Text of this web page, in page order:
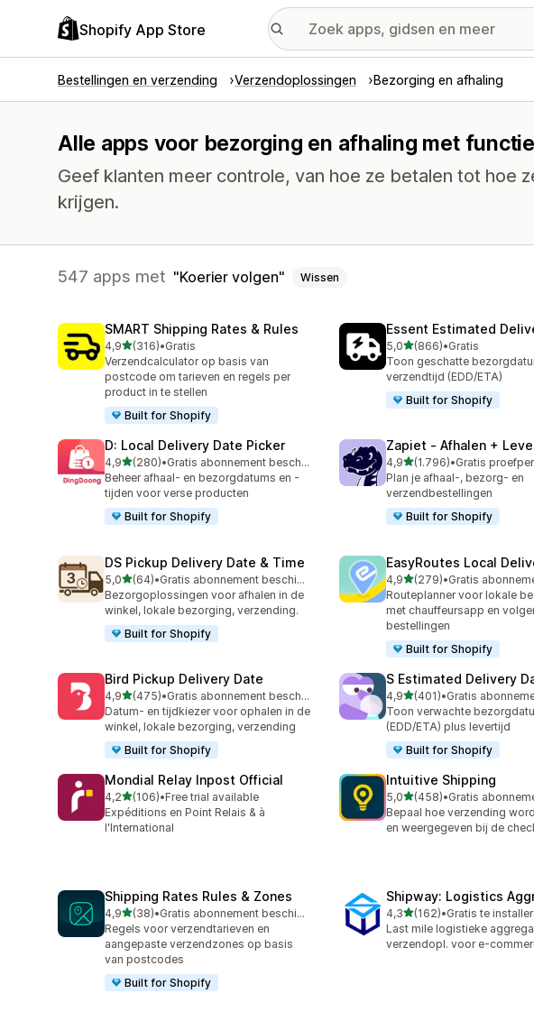
Shopify App Store
Bestellingen en verzending Verzendoplossingen Bezorging en afhaling
Alle apps voor bezorging en afhaling met
Geef klanten meer controle, van hoe ze betalen tot hoe
krijgen.
547 apps met Koerier volgen Wissen
SMART Shipping Rates & Rules
4,9van 5 sterren
(316)
316 recensies in totaal
•Gratis
Verzendcalculator op basis van
postcode om tarieven en regels per
product in te stellen
Built for Shopify
Essent Estimated
5,0van 5 sterren
(866)
866 recensies in totaal
•Gratis
Toon geschatte
verzendtijd (EDD/ETA)
Built for Shopify
D: Local Delivery Date Picker
4,9van 5 sterren
(280)
280 recensies in totaal
•
Gratis abonnement beschikbaar
Beheer afhaal- en bezorgdatums en -
tijden voor verse producten
Built for Shopify
Zapiet ‑ Afhalen +
4,9van 5 sterren
(1.796)
1796 recensies in totaal
•
Plan je afhaal-, bezorg- en
verzendbestellingen
Built for Shopify
DS Pickup Delivery Date & Time
5,0van 5 sterren
(64)
64 recensies in totaal
•
Gratis abonnement beschikbaar
Bezorgoplossingen voor afhalen in de
winkel, lokale bezorging, verzending.
Built for Shopify
EasyRoutes Local
4,9van 5 sterren
(279)
279 recensies in totaal
•
Routeplanner voor lokale
met chauffeursapp en
bestellingen
Built for Shopify
Bird Pickup Delivery Date
4,9van 5 sterren
(475)
475 recensies in totaal
•
Gratis abonnement beschikbaar
Datum- en tijdkiezer voor ophalen in de
winkel, lokale bezorging, verzending
Built for Shopify
S Estimated Delivery
4,9van 5 sterren
(401)
401 recensies in totaal
•
Toon verwachte
(EDD/ETA) plus levertijd
Built for Shopify
Mondial Relay Inpost Official
4,2van 5 sterren
(106)
106 recensies in totaal
•Free trial available
Expéditions en Point Relais & à
l'International
Intuitive Shipping
5,0van 5 sterren
(458)
458 recensies in totaal
•
Bepaal hoe verzending
en weergegeven bij de
Shipping Rates Rules & Zones
4,9van 5 sterren
(38)
38 recensies in totaal
•
Gratis abonnement beschikbaar
Regels voor verzendtarieven en
aangepaste verzendzones op basis
van postcodes
Built for Shopify
Shipway: Logistics
4,3van 5 sterren
(162)
162 recensies in totaal
•Gratis te
Last mile logistieke
verzendopl. voor e-